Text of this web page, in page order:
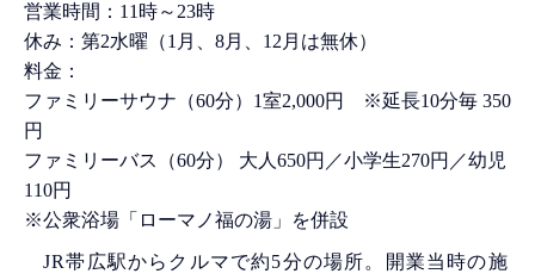
営業時間：11時～23時
休み：第2水曜（1月、8月、12月は無休）
料金：
ファミリーサウナ（60分）1室2,000円 ※延長10分毎 350
円
ファミリーバス（60分） 大人650円／小学生270円／幼児
110円
※公衆浴場「ローマノ福の湯」を併設
JR帯広駅からクルマで約5分の場所。開業当時の施